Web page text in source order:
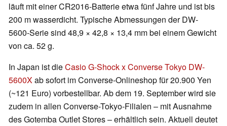
läuft mit einer CR2016-Batterie etwa fünf Jahre und ist bis
200 m wasserdicht. Typische Abmessungen der DW-
5600-Serie sind 48,9 × 42,8 × 13,4 mm bei einem Gewicht
von ca. 52 g.
In Japan ist dieCasio G-Shock x Converse Tokyo DW-
5600Xab sofort im Converse-Onlineshop für 20.900 Yen
(~121 Euro) vorbestellbar. Ab dem 19. September wird sie
zudem in allen Converse-Tokyo-Filialen – mit Ausnahme
des Gotemba Outlet Stores – erhältlich sein. Aktuell deutet